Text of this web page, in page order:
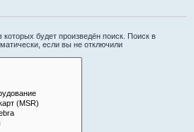
будет произведён поиск. Поиск в
если вы не отключили